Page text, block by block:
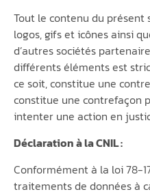
Tout le contenu du présent
logos, gifs et icônes ainsi
d’autres sociétés
différents éléments est
ce soit, constitue une
constitue une contrefaçon
intenter une action en
Déclaration à la CNIL :
Conformément à la loi 78-
traitements de données à